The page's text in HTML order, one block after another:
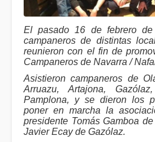
El pasado 16 de febrero
campaneros de distintas
reunieron con el fin de
Campaneros de Navarra /
Asistieron campaneros de
Arruazu, Artajona,
Pamplona, y se dieron los
poner en marcha la
presidente Tomás Gamboa
Javier Ecay de Gazólaz.